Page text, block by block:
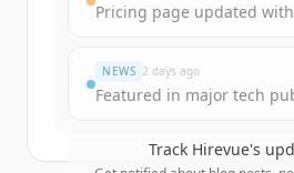
Pricing page updated
NEWS 2 days ago
Featured in major tech
Track Hirevue's